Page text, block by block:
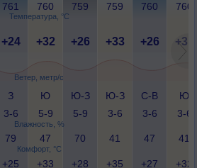
Температура, °C
Ветер, метр/с
Влажность, %
Комфорт, °C
761 760 759 759 760 760
+24 +32 +26 +33 +26 +31
З
3-6
Ю
5-9
Ю-З
5-9
Ю-З
3-6
С-В
3-6
Ю
3-6
79 47 70 41 47 41
+25 +33 +28 +35 +27 +32